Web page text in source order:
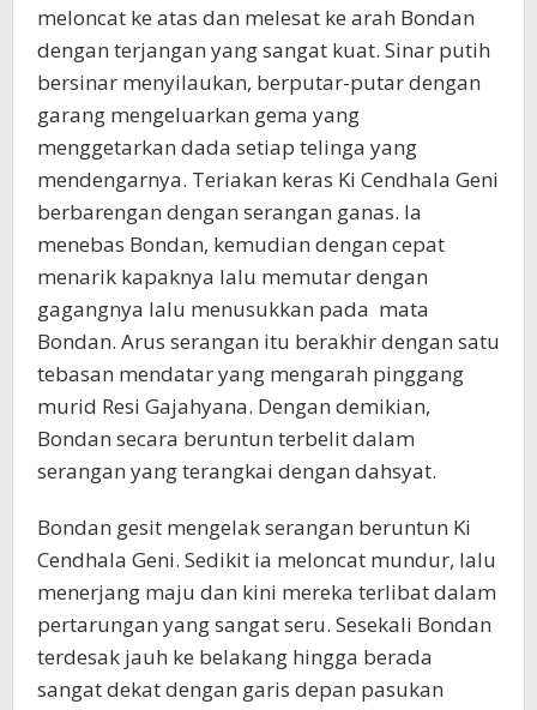
meloncat ke atas dan melesat ke arah Bondan
dengan terjangan yang sangat kuat. Sinar putih
bersinar menyilaukan, berputar-putar dengan
garang mengeluarkan gema yang
menggetarkan dada setiap telinga yang
mendengarnya. Teriakan keras Ki Cendhala Geni
berbarengan dengan serangan ganas. Ia
menebas Bondan, kemudian dengan cepat
menarik kapaknya lalu memutar dengan
gagangnya lalu menusukkan pada mata
Bondan. Arus serangan itu berakhir dengan satu
tebasan mendatar yang mengarah pinggang
murid Resi Gajahyana. Dengan demikian,
Bondan secara beruntun terbelit dalam
serangan yang terangkai dengan dahsyat.
Bondan gesit mengelak serangan beruntun Ki
Cendhala Geni. Sedikit ia meloncat mundur, lalu
menerjang maju dan kini mereka terlibat dalam
pertarungan yang sangat seru. Sesekali Bondan
terdesak jauh ke belakang hingga berada
sangat dekat dengan garis depan pasukan